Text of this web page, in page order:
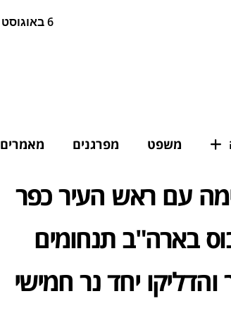
6 באוגוסט 2026 1:52
משפט מפרגנים מאמרים
עם ראש העיר כפר
בארה"ב תנחומים
יחד נר חמישי